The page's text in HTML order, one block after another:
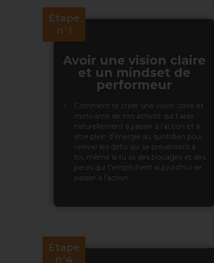
Étape
n°1
Avoir une vision claire
et un mindset de
performeur
Comment te créer une vision claire et
motivante de ton activité qui t’aide
naturellement à passer à l’action et à
être plein d’énergie au quotidien pour
relever les défis qui se présentent à
toi, même si tu as des blocages et des
peurs qui t’empêchent aujourd’hui de
passer à l’action.
Étape
n°4